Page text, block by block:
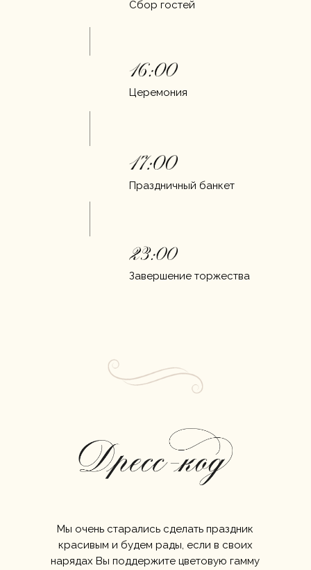
Мы очень старались сделать праздник
красивым и будем рады, если в своих
нарядах Вы поддержите цветовую гамму
Сбор гостей
Церемония
Праздничный банкет
Завершение торжества